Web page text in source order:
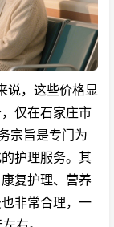
，这些价格显
仅在石家庄市
宗旨是专门为
护理服务。其
复护理、营养
非常合理，一